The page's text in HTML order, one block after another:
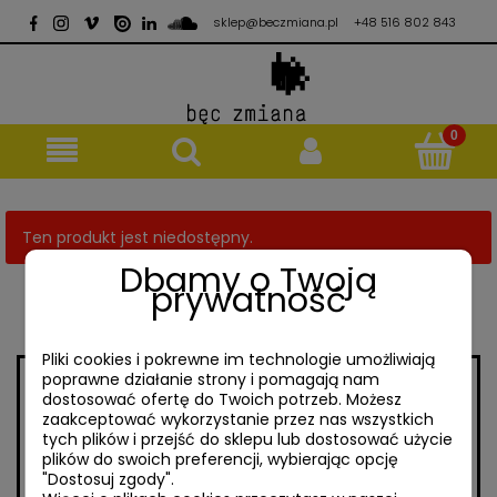
sklep@beczmiana.pl +48 516 802 843
Ten produkt jest niedostępny.
// ul. Mokotowska 65/7
00-533 Warszawa
// sklep@beczmiana.pl
// +48 516 802 843
Dbamy o Twoją
prywatność
Pliki cookies i pokrewne im technologie umożliwiają
poprawne działanie strony i pomagają nam
dostosować ofertę do Twoich potrzeb. Możesz
zaakceptować wykorzystanie przez nas wszystkich
tych plików i przejść do sklepu lub dostosować użycie
plików do swoich preferencji, wybierając opcję
"Dostosuj zgody".